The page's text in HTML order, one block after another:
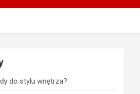
do stylu wnętrza?